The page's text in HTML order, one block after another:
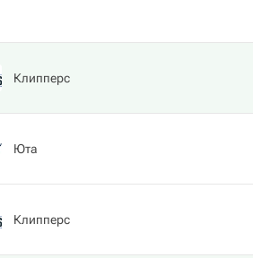
Клипперс
Юта
Клипперс